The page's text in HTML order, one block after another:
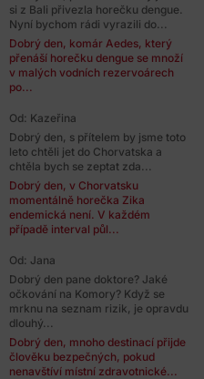
si z Bali přivezla horečku dengue.
Nyní bychom rádi vyrazili do...
Dobrý den, komár Aedes, který
přenáší horečku dengue se množí
v malých vodních rezervoárech
po...
Od: Kazeřina
Dobrý den, s přítelem by jsme toto
leto chtěli jet do Chorvatska a
chtěla bych se zeptat zda...
Dobrý den, v Chorvatsku
momentálně horečka Zika
endemická není. V každém
případě interval půl...
Od: Jana
Dobrý den pane doktore? Jaké
očkování na Komory? Když se
mrknu na seznam rizik, je opravdu
dlouhý...
Dobrý den, mnoho destinací přijde
člověku bezpečných, pokud
nenavštíví místní zdravotnické...